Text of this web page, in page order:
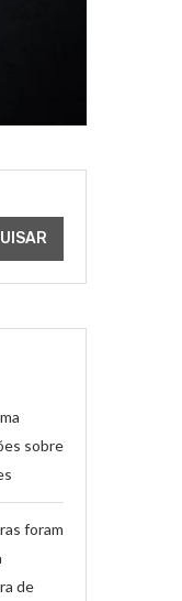
sobre
foram
de